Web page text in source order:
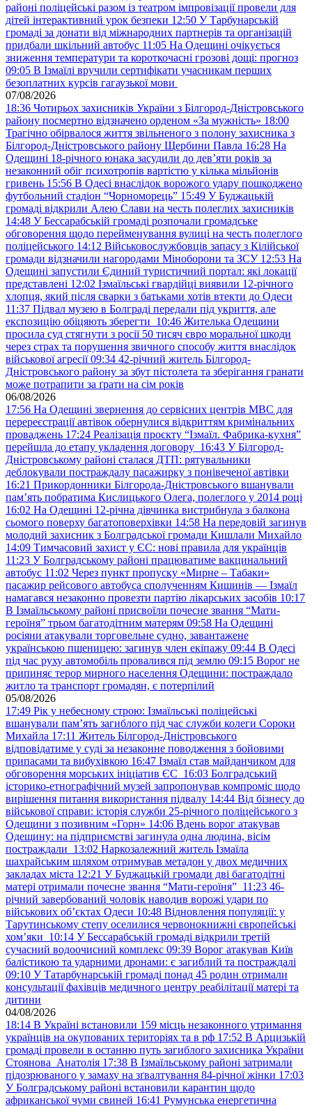
районі поліцейські разом із театром імпровізації провели для
дітей інтерактивний урок безпеки 12:50 У Тарбунарській
громаді за донати від міжнародних партнерів та організацій
придбали шкільний автобус 11:05 На Одещині очікується
зниження температури та короткочасні грозові дощі: прогноз
09:05 В Ізмаїлі вручили сертифікати учасникам перших
безоплатних курсів гагаузької мови
07/08/2026
18:36 Чотирьох захисників України з Білгород-Дністровського
району посмертно відзначено орденом «За мужність» 18:00
Трагічно обірвалося життя звільненого з полону захисника з
Білгород-Дністровського району Щербини Павла 16:28 На
Одещині 18-річного юнака засудили до дев’яти років за
незаконний обіг психотропів вартістю у кілька мільйонів
гривень 15:56 В Одесі внаслідок ворожого удару пошкоджено
футбольний стадіон “Чорноморець” 15:49 У Буджацькій
громаді відкрили Алею Слави на честь полеглих захисників
14:48 У Бессарабській громаді розпочали громадське
обговорення щодо перейменування вулиці на честь полеглого
поліцейського 14:12 Військовослужбовців запасу з Кілійської
громади відзначили нагородами Міноборони та ЗСУ 12:53 На
Одещині запустили Єдиний туристичний портал: які локації
представлені 12:02 Ізмаїльські гвардійці виявили 12-річного
хлопця, який після сварки з батьками хотів втекти до Одеси
11:37 Підвал музею в Болграді передали під укриття, але
експозицію обіцяють зберегти 10:46 Жителька Одещини
просила суд стягнути з росії 50 тисяч євро моральної шкоди
через страх та порушення звичного способу життя внаслідок
військової агресії 09:34 42-річний житель Білгород-
Дністровського району за збут пістолета та зберігання гранати
може потрапити за ґрати на сім років
06/08/2026
17:56 На Одещині звернення до сервісних центрів МВС для
перереєстрації автівок обернулися відкриттям кримінальних
проваджень 17:24 Реалізація проєкту “Ізмаїл. Фабрика-кухня”
перейшла до етапу укладення договору 16:43 У Білгород-
Дністровському районі сталася ДТП: рятувальники
деблокували постраждалу пасажирку з понівеченої автівки
16:21 Прикордонники Білгорода-Дністровського вшанували
пам’ять побратима Кислицького Олега, полеглого у 2014 році
16:02 На Одещині 12-річна дівчинка вистрибнула з балкона
сьомого поверху багатоповерхівки 14:58 На передовій загинув
молодий захисник з Болградської громади Кишлали Михайло
14:09 Тимчасовий захист у ЄС: нові правила для українців
11:23 У Болградському районі працюватиме вакцинальний
автобус 11:02 Через пункт пропуску «Мирне – Табаки»
пасажир рейсового автобуса сполученням Кишинів — Ізмаїл
намагався незаконно провезти партію лікарських засобів 10:17
В Ізмаїльському районі присвоїли почесне звання “Мати-
героїня” трьом багатодітним матерям 09:58 На Одещині
росіяни атакували торговельне судно, завантажене
українською пшеницею: загинув член екіпажу 09:44 В Одесі
під час руху автомобіль провалився під землю 09:15 Ворог не
припиняє терор мирного населення Одещини: постраждало
житло та транспорт громадян, є потерпілий
05/08/2026
17:49 Рік у небесному строю: Ізмаїльські поліцейські
вшанували пам’ять загиблого під час служби колеги Сороки
Михайла 17:11 Житель Білгород-Дністровського
відповідатиме у суді за незаконне поводження з бойовими
припасами та вибухівкою 16:47 Ізмаїл став майданчиком для
обговорення морських ініціатив ЄС 16:03 Болградський
історико-етнографічний музей запропонував компроміс щодо
вирішення питання використання підвалу 14:44 Від бізнесу до
військової справи: історія служби 25-річного поліцейського з
Одещини з позивним «Горн» 14:06 Вдень ворог атакував
Одещину: на підприємстві загинула одна людина, вісім
постраждали 13:02 Наркозалежний житель Ізмаїла
шахрайським шляхом отримував метадон у двох медичних
закладах міста 12:21 У Буджацькій громади дві багатодітні
матері отримали почесне звання “Мати-героїня” 11:23 46-
річний завербований чоловік наводив ворожі удари по
військових обʼєктах Одеси 10:48 Відновлення популяції: у
Тарутинському степу оселилися червонокнижні європейські
хом’яки 10:14 У Бессарабській громаді відкрили третій
сучасний водоочисний комплекс 09:39 Ворог атакував Київ
балістикою та ударними дронами: є загиблий та постраждалі
09:10 У Татарбунарській громаді понад 45 родин отримали
консультації фахівців медичного центру реабілітації матері та
дитини
04/08/2026
18:14 В Україні встановили 159 місць незаконного утримання
українців на окупованих територіях та в рф 17:52 В Арцизькій
громаді провели в останню путь загиблого захисника України
Стоянова Анатолія 17:38 В Ізмаїльському районі затримали
підозрюваного у замаху на зґвалтування 84-річної жінки 17:03
У Болградському районі встановили карантин щодо
африканської чуми свиней 16:41 Румунська енергетична